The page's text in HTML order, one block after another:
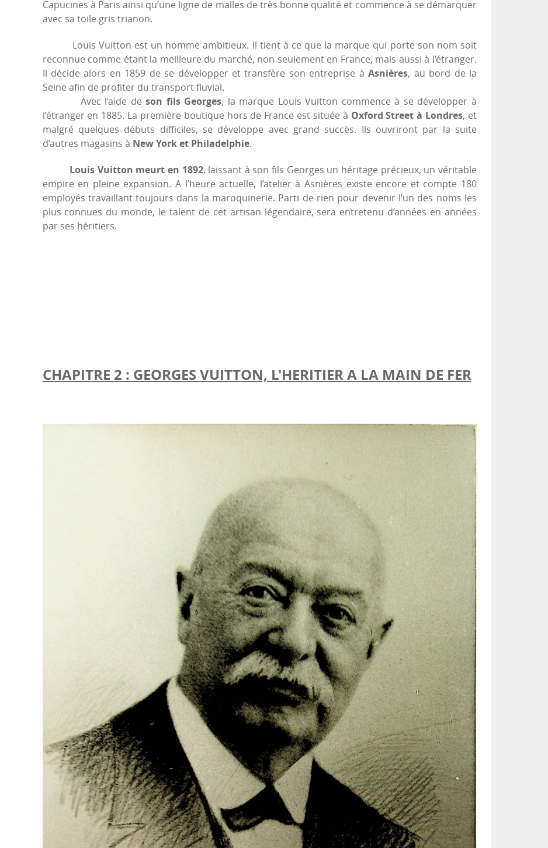
Capucines à Paris ainsi qu’une ligne de malles de très bonne qualité et commence à se démarquer
avec sa toile gris trianon.
Louis Vuitton est un homme ambitieux. Il tient à ce que la marque qui porte son nom soit
reconnue comme étant la meilleure du marché, non seulement en France, mais aussi à l’étranger.
Il décide alors en 1859 de se développer et transfère son entreprise àAsnières, au bord de la
Seine afin de profiter du transport fluvial.
Avec l’aide deson fils Georges, la marque Louis Vuitton commence à se développer à
l’étranger en 1885. La première boutique hors de France est située à Oxford Street à Londres, et
malgré quelques débuts difficiles, se développe avec grand succès. Ils ouvriront par la suite
d’autres magasins à New York et Philadelphie.
Louis Vuitton meurt en 1892, laissant à son fils Georges un héritage précieux, un véritable
empire en pleine expansion. A l’heure actuelle, l’atelier à Asnières existe encore et compte 180
employés travaillant toujours dans la maroquinerie. Parti de rien pour devenir l’un des noms les
plus connues du monde, le talent de cet artisan légendaire, sera entretenu d’années en années
par ses héritiers.
CHAPITRE 2 : GEORGES VUITTON, L'HERITIER A LA MAIN DE FER